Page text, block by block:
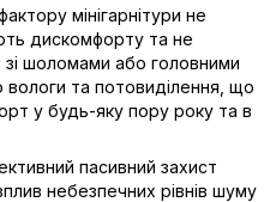
мінігарнітури не
дискомфорту та не
шоломами або головними
вологи та потовиділення, що
у будь-яку пору року та в
пасивний захист
небезпечних рівнів шуму